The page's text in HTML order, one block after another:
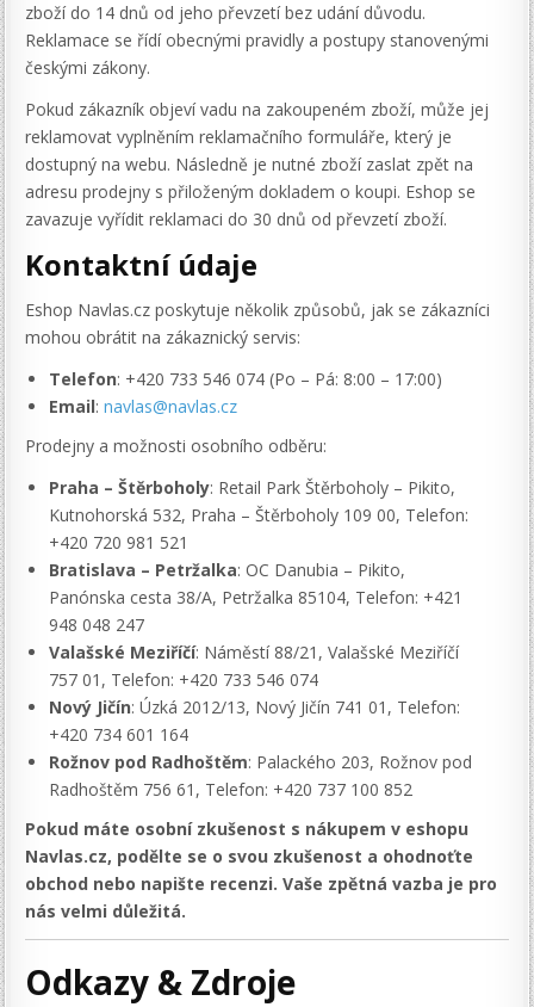
zboží do 14 dnů od jeho převzetí bez udání důvodu.
Reklamace se řídí obecnými pravidly a postupy stanovenými
českými zákony.
Pokud zákazník objeví vadu na zakoupeném zboží, může jej
reklamovat vyplněním reklamačního formuláře, který je
dostupný na webu. Následně je nutné zboží zaslat zpět na
adresu prodejny s přiloženým dokladem o koupi. Eshop se
zavazuje vyřídit reklamaci do 30 dnů od převzetí zboží.
Kontaktní údaje
Eshop Navlas.cz poskytuje několik způsobů, jak se zákazníci
mohou obrátit na zákaznický servis:
Telefon: +420 733 546 074 (Po – Pá: 8:00 – 17:00)
Email:navlas@navlas.cz
Prodejny a možnosti osobního odběru:
Praha – Štěrboholy: Retail Park Štěrboholy – Pikito,
Kutnohorská 532, Praha – Štěrboholy 109 00, Telefon:
+420 720 981 521
Bratislava – Petržalka: OC Danubia – Pikito,
Panónska cesta 38/A, Petržalka 85104, Telefon: +421
948 048 247
Valašské Meziříčí: Náměstí 88/21, Valašské Meziříčí
757 01, Telefon: +420 733 546 074
Nový Jičín: Úzká 2012/13, Nový Jičín 741 01, Telefon:
+420 734 601 164
Rožnov pod Radhoštěm: Palackého 203, Rožnov pod
Radhoštěm 756 61, Telefon: +420 737 100 852
Pokud máte osobní zkušenost s nákupem v eshopu
Navlas.cz, podělte se o svou zkušenost a ohodnoťte
obchod nebo napište recenzi. Vaše zpětná vazba je pro
nás velmi důležitá.
Odkazy & Zdroje